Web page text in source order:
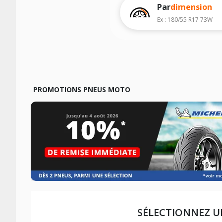
Les résultats de votre recherche sont
véhicule, sans oublier les indices de
Pardimension
Ex : 180/55 R17 73W
PROMOTIONS PNEUS MOTO
SÉLECTIONNEZ